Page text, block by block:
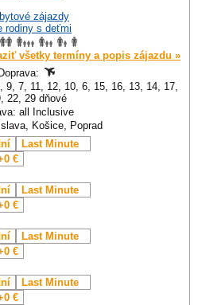
zájazdy
rodiny s deťmi
všetky termíny a popis zájazdu »
Doprava:
9, 7, 11, 12, 10, 6, 15, 16, 13, 14, 17,
22, 29 dňové
all Inclusive
Košice, Poprad
Last Minute
€
Last Minute
€
Last Minute
€
Last Minute
€